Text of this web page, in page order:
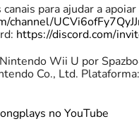
para ajudar a apoiar
channel/
https://discord.com/
Wii U por
Co., Ltd.
no YouTube